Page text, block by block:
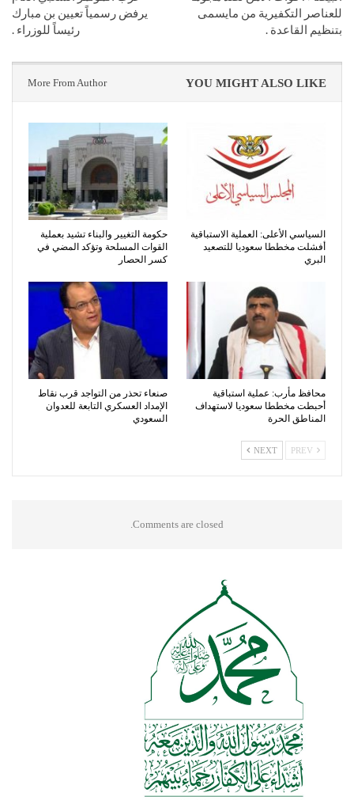
للعناصر التكفيرية من مايسمى
بتنظيم القاعدة .
يرفض رسمياً تعيين بن مبارك
رئيساً للوزراء .
YOU MIGHT ALSO LIKE
More From Author
السياسي الأعلى: العملية الاستباقية
أفشلت مخططا سعوديا للتصعيد
البري
حكومة التغيير والبناء تشيد بعملية
القوات المسلحة وتؤكد المضي في
كسر الحصار
محافظ مأرب: عملية استباقية
أحبطت مخططا سعوديا لاستهداف
المناطق الحرة
صنعاء تحذر من التواجد قرب نقاط
الإمداد العسكري التابعة للعدوان
السعودي
NEXT
Comments are closed.